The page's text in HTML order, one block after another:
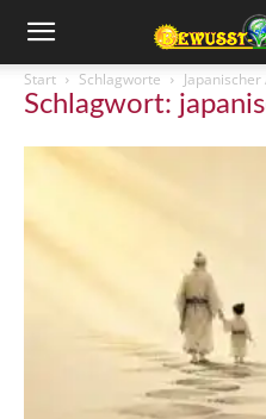
Start Schlagworte
Schlagwort: